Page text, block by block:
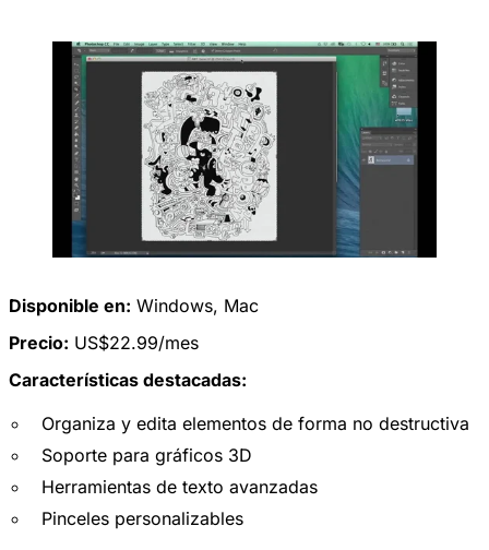
Disponible en: Windows, Mac
Precio: US$22.99/mes
Características destacadas:
Organiza y edita elementos de forma no destructiva
Soporte para gráficos 3D
Herramientas de texto avanzadas
Pinceles personalizables